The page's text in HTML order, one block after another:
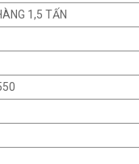
1,5 TẤN